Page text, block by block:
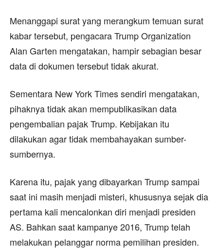
Menanggapi surat yang merangkum temuan surat
kabar tersebut, pengacara Trump Organization
Alan Garten mengatakan, hampir sebagian besar
data di dokumen tersebut tidak akurat.
Sementara New York Times sendiri mengatakan,
pihaknya tidak akan mempublikasikan data
pengembalian pajak Trump. Kebijakan itu
dilakukan agar tidak membahayakan sumber-
sumbernya.
Karena itu, pajak yang dibayarkan Trump sampai
saat ini masih menjadi misteri, khususnya sejak dia
pertama kali mencalonkan diri menjadi presiden
AS. Bahkan saat kampanye 2016, Trump telah
melakukan pelanggar norma pemilihan presiden.